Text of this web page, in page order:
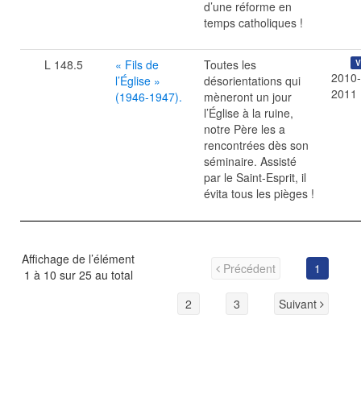
d’une réforme en
temps catholiques !
L 148.5
« Fils de
l’Église »
(1946-1947).
Toutes les
désorientations qui
mèneront un jour
l’Église à la ruine,
notre Père les a
rencontrées dès son
séminaire. Assisté
par le Saint-Esprit, il
évita tous les pièges !
2010-
2011
Affichage de l’élément
1 à 10 sur 25 au total
Précédent 1
2 3 Suivant